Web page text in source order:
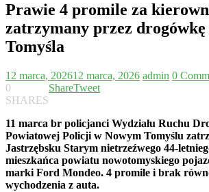
Prawie 4 promile za
zatrzymany przez drogówkę
Tomyśla
12 marca, 202612 marca, 2026 admin 0
0
SHARES
ShareTweet
11 marca br policjanci Wydziału Ruchu
Powiatowej Policji w Nowym Tomyślu
Jastrzębsku Starym nietrzeźwego 44-
mieszkańca powiatu nowotomyskiego
marki Ford Mondeo. 4 promile i brak
wychodzenia z auta.